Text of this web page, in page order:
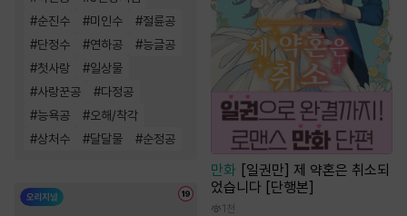
#순진수 #미인수 #절륜공
#단정수 #연하공 #능글공
#첫사랑 #일상물
#사랑꾼공 #다정공
#능욕공 #오해/착각
#상처수 #달달물 #순정공
만화 [일권만] 제 약혼은 취소되
었습니다 [단행본]
1천